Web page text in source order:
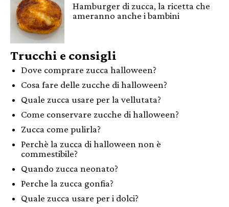
Hamburger di zucca, la ricetta che
ameranno anche i bambini
Trucchi e consigli
Dove comprare zucca halloween?
Cosa fare delle zucche di halloween?
Quale zucca usare per la vellutata?
Come conservare zucche di halloween?
Zucca come pulirla?
Perchè la zucca di halloween non è
commestibile?
Quando zucca neonato?
Perche la zucca gonfia?
Quale zucca usare per i dolci?